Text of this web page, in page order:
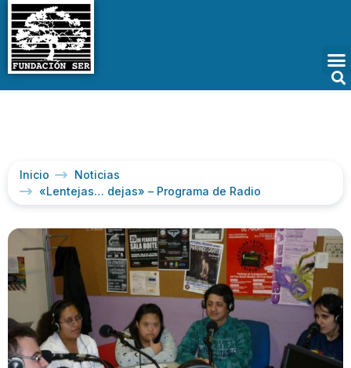
Inicio
Noticias
«Lentejas… dejas» – Programa de Radio